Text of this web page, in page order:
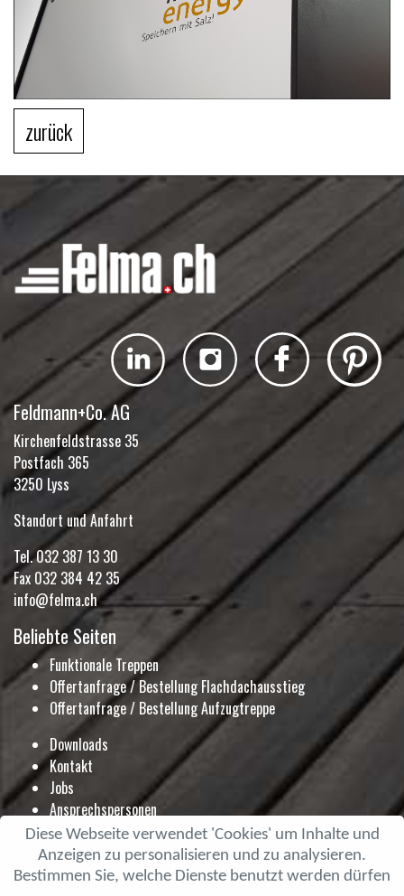
zurück
Feldmann+Co. AG
Kirchenfeldstrasse 35
Postfach 365
3250 Lyss
Standort und Anfahrt
Tel.032 387 13 30
Fax 032 384 42 35
info@felma.ch
Beliebte Seiten
Funktionale Treppen
Offertanfrage / Bestellung Flachdachausstieg
Offertanfrage / Bestellung Aufzugtreppe
Downloads
Kontakt
Jobs
Ansprechspersonen
Ausstellung
Blog
Prospekte
Diese Webseite verwendet 'Cookies' um Inhalte und
Anzeigen zu personalisieren und zu analysieren.
Bestimmen Sie, welche Dienste benutzt werden dürfen